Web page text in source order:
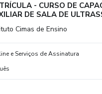
- CURSO DE
DE SALA DE
Cimas de Ensino
e Serviços de Assinatura